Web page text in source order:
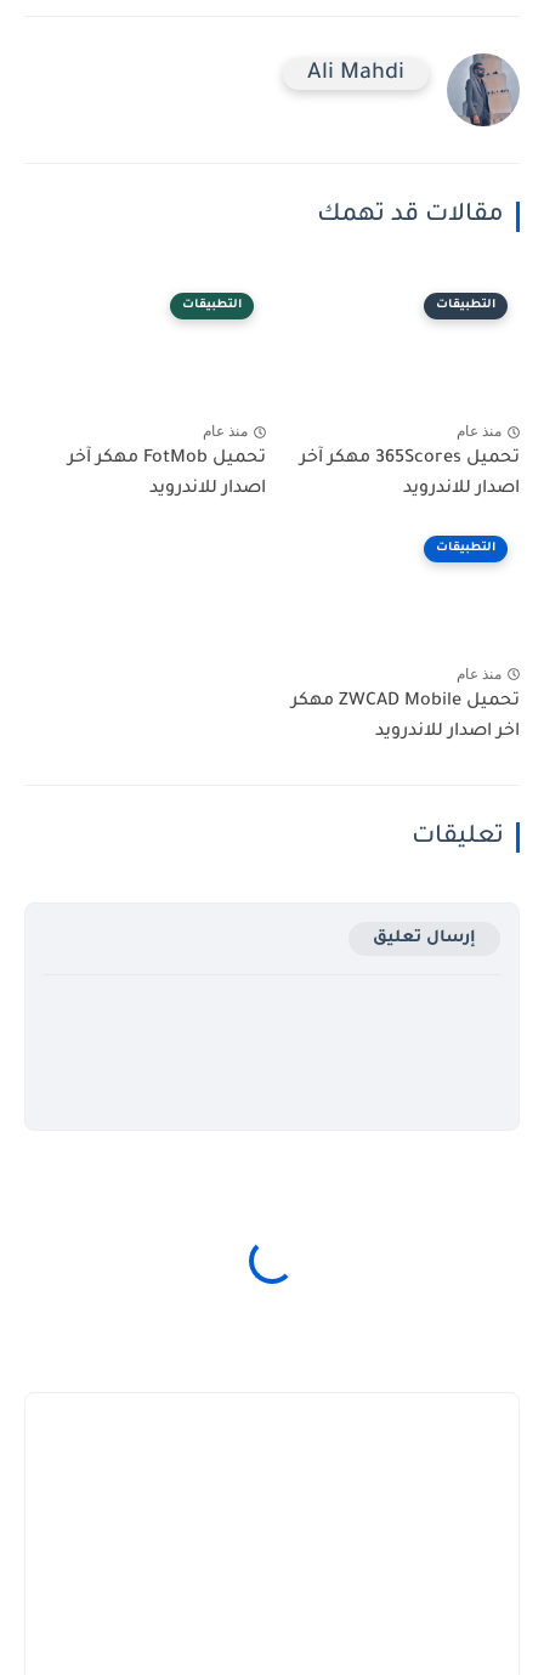
Ali Mahdi
مقالات قد تهمك
التطبيقات
منذ عام
تحميل 365Scores مهكر آخر
اصدار للاندرويد
التطبيقات
منذ عام
تحميل FotMob مهكر آخر
اصدار للاندرويد
التطبيقات
منذ عام
تحميل ZWCAD Mobile مهكر
اخر اصدار للاندرويد
تعليقات
إرسال تعليق